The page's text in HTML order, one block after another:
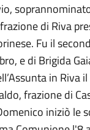
di Riva
Fu il
e di Brigida
in Riva
frazione di
iniziò le